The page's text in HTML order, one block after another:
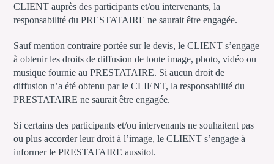
CLIENT auprès des participants et/ou intervenants, la
responsabilité du PRESTATAIRE ne saurait être engagée.
Sauf mention contraire portée sur le devis, le CLIENT s’engage
à obtenir les droits de diffusion de toute image, photo, vidéo ou
musique fournie au PRESTATAIRE. Si aucun droit de
diffusion n’a été obtenu par le CLIENT, la responsabilité du
PRESTATAIRE ne saurait être engagée.
Si certains des participants et/ou intervenants ne souhaitent pas
ou plus accorder leur droit à l’image, le CLIENT s’engage à
informer le PRESTATAIRE aussitot.